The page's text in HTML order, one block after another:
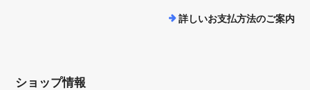
詳しいお支払方法のご案内
ショップ情報